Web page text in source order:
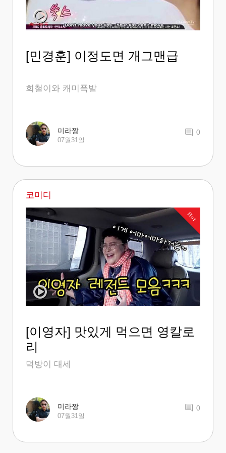
[민경훈] 이정도면 개그맨급
희철이와 캐미폭발
미라짱
07월31일
0
코미디
Hot
[이영자] 맛있게 먹으면 영칼로
리
먹방이 대세
미라짱
07월31일
0